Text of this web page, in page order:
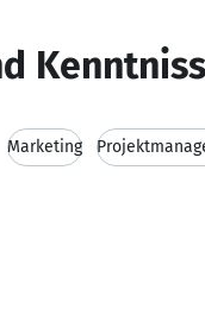
Marketing